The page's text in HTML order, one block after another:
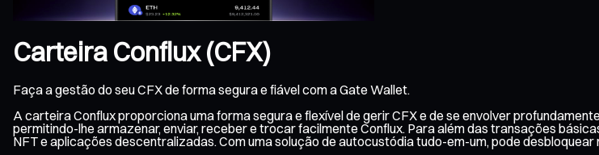
Carteira Conflux (CFX)
Faça a gestão do seu CFX de forma segura e fiável com a Gate Wallet.
A carteira Conflux proporciona uma forma segura e flexível de gerir CFX e de se envolver
permitindo-lhe armazenar, enviar, receber e trocar facilmente Conflux. Para além das transações
NFT e aplicações descentralizadas. Com uma solução de autocustódia tudo-em-um, pode